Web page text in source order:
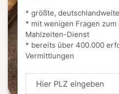
* größte,
* mit wenigen Fragen zum
Mahlzeiten-Dienst
* bereits über 400.000
Vermittlungen
H